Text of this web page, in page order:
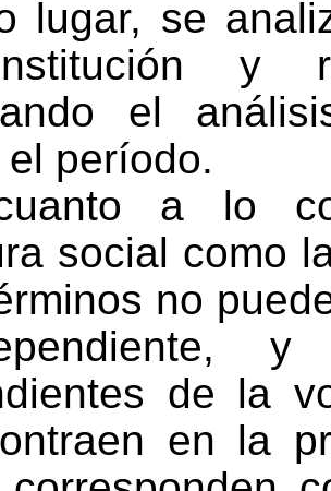
lugar, se
y
el
período.
a lo
social como
no
de la
en la